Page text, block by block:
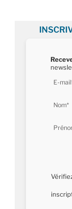
E-
Nom*